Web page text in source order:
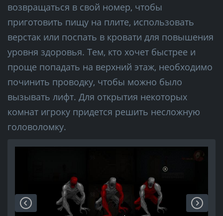
возвращаться в свой номер, чтобы
приготовить пищу на плите, использовать
верстак или поспать в кровати для повышения
уровня здоровья. Тем, кто хочет быстрее и
проще попадать на верхний этаж, необходимо
починить проводку, чтобы можно было
вызывать лифт. Для открытия некоторых
комнат игроку придется решить несложную
головоломку.